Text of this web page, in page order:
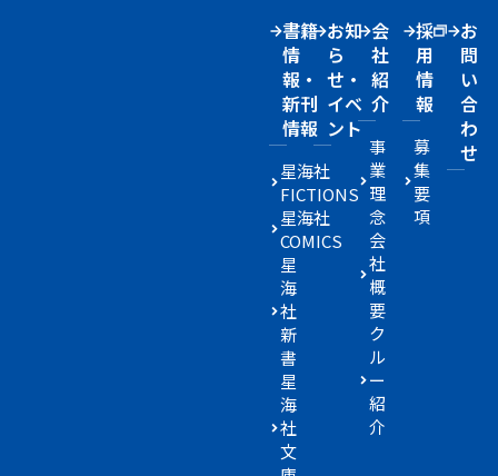
書籍
情
報・
新刊
情報
星海社
FICTIONS
星海社
COMICS
星
海
社
新
書
星
海
社
文
お知
ら
せ・
イベ
ント
会
社
紹
介
事
業
理
念
会
社
概
要
ク
ル
ー
紹
介
採
用
情
報
募
集
要
項
お
問
い
合
わ
せ